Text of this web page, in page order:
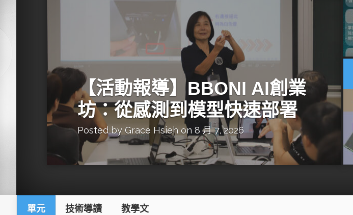
英特爾技術驅動醫療外骨骼解決方案
台灣搶攻後矽時代半導體關鍵技
術
推探OpenAI Codex Micro專屬控
制器
元收購Synaptics布局邊緣智慧平
TensorFlow vs. PyTorch：AI框架
【活動報導】BBONI AI創業
坊：從感測到模型快速部署
Posted by Grace Hsieh on 8 月 7, 2026
單元 技術導讀 教學文